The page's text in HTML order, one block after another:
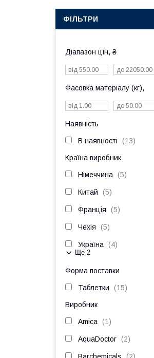
ФІЛЬТРИ
Діапазон цін, ₴
Фасовка матеріалу (кг),
Наявність
В наявності 13
Країна виробник
Німеччина 5
Китай 5
Франція 5
Чехія 5
Україна 4
Ще 2
Форма поставки
Таблетки 15
Виробник
Amica 1
AquaDoctor 2